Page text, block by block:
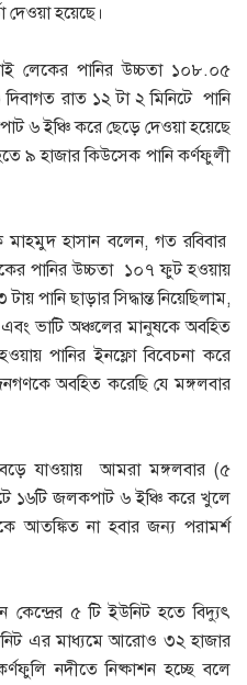
দেওয়া হয়েছে।
লেকের পানির উচ্চতা ১০৮.০৫
রাত ১২ টা ২ মিনিটে পানি
৬ ইঞ্চি করে ছেড়ে দেওয়া হয়েছে
৯ হাজার কিউসেক পানি কর্ণফুলী
মাহমুদ হাসান বলেন, গত রবিবার
পানির উচ্চতা ১০৭ ফুট হওয়ায়
ছাড়ার সিদ্ধান্ত নিয়েছিলাম,
এবং ভাটি অঞ্চলের মানুষকে অবহিত
পানির ইনফ্লো বিবেচনা করে
অবহিত করেছি যে মঙ্গলবার
যাওয়ায় আমরা মঙ্গলবার (৫
১৬টি জলকপাট ৬ ইঞ্চি করে খুলে
আতঙ্কিত না হবার জন্য পরামর্শ
কেন্দ্রের ৫ টি ইউনিট হতে বিদ্যুৎ
এর মাধ্যমে আরোও ৩২ হাজার
নদীতে নিষ্কাশন হচ্ছে বলে